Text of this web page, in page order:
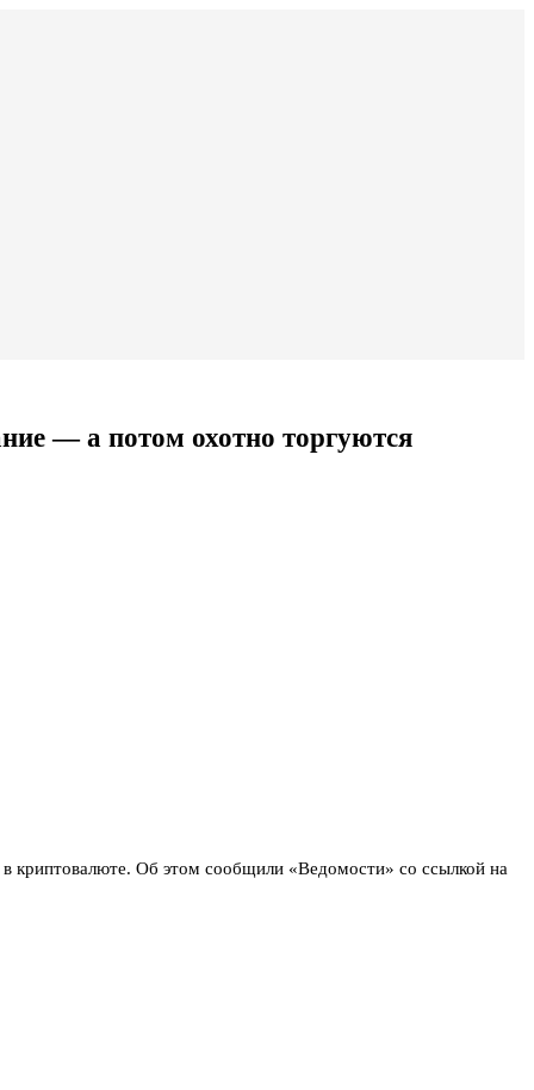
— а потом охотно торгуются
криптовалюте. Об этом сообщили «Ведомости» со ссылкой на